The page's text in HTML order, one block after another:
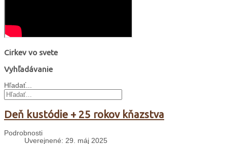
Cirkev vo svete
Vyhľadávanie
Hľadať...
Deň kustódie + 25 rokov kňazstva
Podrobnosti
Uverejnené: 29. máj 2025